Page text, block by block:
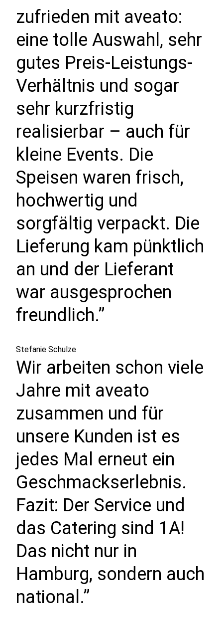
zufrieden mit aveato:
eine tolle Auswahl, sehr
gutes Preis-Leistungs-
Verhältnis und sogar
sehr kurzfristig
realisierbar – auch für
kleine Events. Die
Speisen waren frisch,
hochwertig und
sorgfältig verpackt. Die
Lieferung kam pünktlich
an und der Lieferant
war ausgesprochen
freundlich.”
Stefanie Schulze
Wir arbeiten schon viele
Jahre mit aveato
zusammen und für
unsere Kunden ist es
jedes Mal erneut ein
Geschmackserlebnis.
Fazit: Der Service und
das Catering sind 1A!
Das nicht nur in
Hamburg, sondern auch
national.”